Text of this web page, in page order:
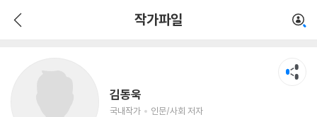
작가파일
김동욱
국내작가 인문/사회 저자
인문/사회 저자